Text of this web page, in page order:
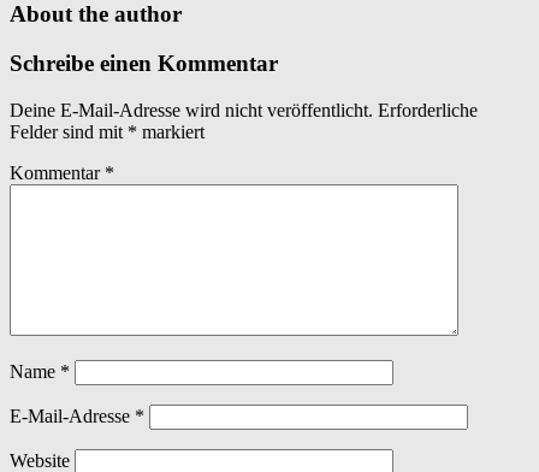
About the author
Schreibe einen Kommentar
Deine E-Mail-Adresse wird nicht veröffentlicht. Erforderliche
Felder sind mit * markiert
Kommentar *
Name *
E-Mail-Adresse *
Website